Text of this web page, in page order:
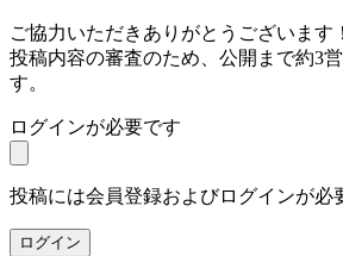
ご協力いただきありがとうございます！
投稿内容の審査のため、公開まで約3
す。
ログインが必要です
投稿には会員登録およびログインが必
ログイン